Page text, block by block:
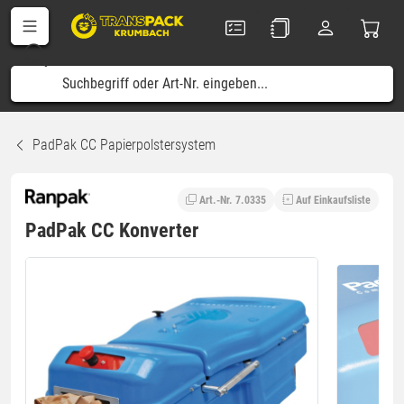
PadPak CC Papierpolstersystem
Art.-Nr. 7.0335 Auf Einkaufsliste
PadPak CC Konverter